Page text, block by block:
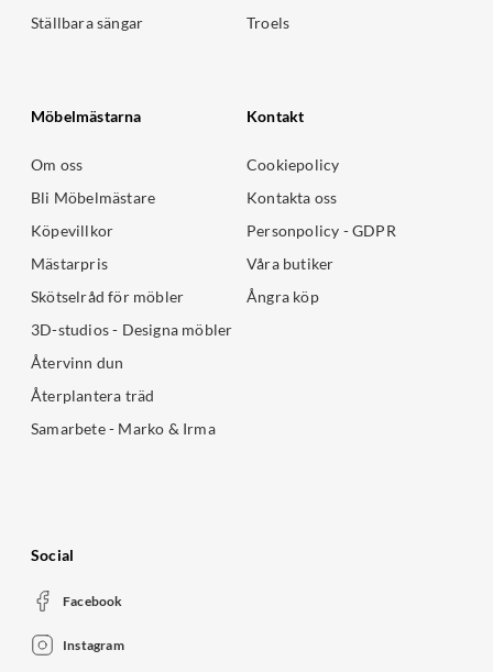
Ställbara sängar
Troels
Möbelmästarna
Om oss
Bli Möbelmästare
Köpevillkor
Mästarpris
Skötselråd för möbler
3D-studios - Designa möbler
Återvinn dun
Återplantera träd
Samarbete - Marko & Irma
Kontakt
Cookiepolicy
Kontakta oss
Personpolicy - GDPR
Våra butiker
Ångra köp
Social
Facebook
Instagram